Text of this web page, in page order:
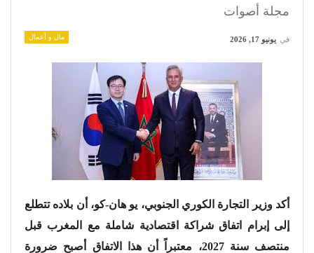
مجلة أصوات
مال و أعمال في يونيو 17, 2026
أكد وزير التجارة الكوري الجنوبي، يو هان-كو، أن بلاده تتطلع
إلى إبرام اتفاق شراكة اقتصادية شاملة مع المغرب قبل
منتصف سنة 2027، معتبراً أن هذا الاتفاق أصبح ضرورة